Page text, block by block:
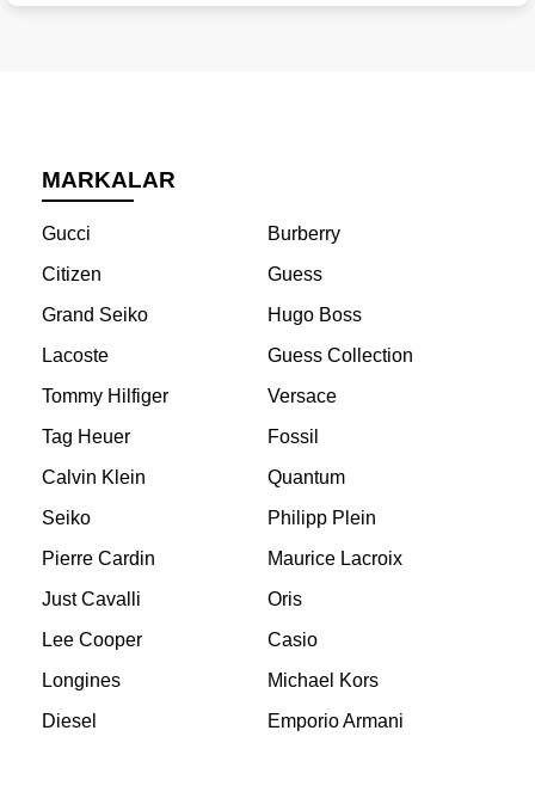
MARKALAR
Gucci
Burberry
Citizen
Guess
Grand Seiko
Hugo Boss
Lacoste
Guess Collection
Tommy Hilfiger
Versace
Tag Heuer
Fossil
Calvin Klein
Quantum
Seiko
Philipp Plein
Pierre Cardin
Maurice Lacroix
Just Cavalli
Oris
Lee Cooper
Casio
Longines
Michael Kors
Diesel
Emporio Armani